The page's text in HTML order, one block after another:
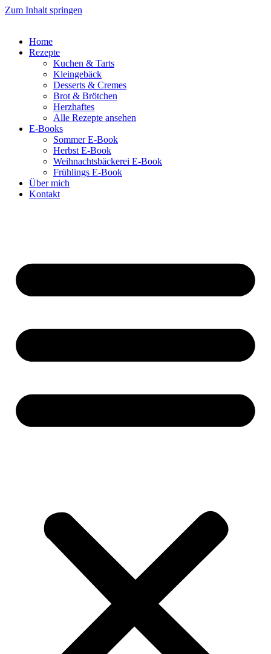
Zum Inhalt springen
Home
Rezepte
Kuchen & Tarts
Kleingebäck
Desserts & Cremes
Brot & Brötchen
Herzhaftes
Alle Rezepte ansehen
E-Books
Sommer E-Book
Herbst E-Book
Weihnachtsbäckerei E-Book
Frühlings E-Book
Über mich
Kontakt